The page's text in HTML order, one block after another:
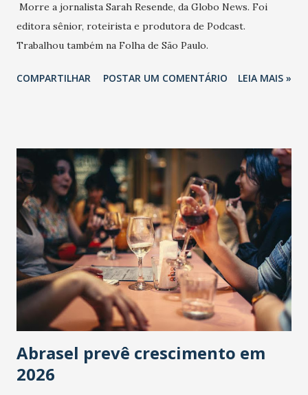
Morre a jornalista Sarah Resende, da Globo News. Foi
editora sênior, roteirista e produtora de Podcast.
Trabalhou também na Folha de São Paulo.
COMPARTILHAR POSTAR UM COMENTÁRIO LEIA MAIS »
Abrasel prevê crescimento em
2026